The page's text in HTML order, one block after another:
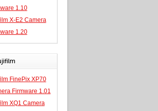
1.10
X-E2 Camera
1.20
FinePix XP70
Firmware 1.01
XQ1 Camera